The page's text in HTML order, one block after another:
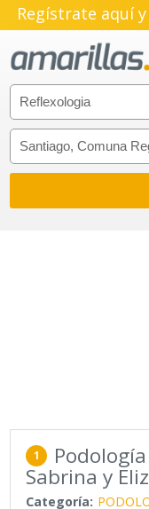
Regístrate aquí
1
Sabrina y
Categoría: